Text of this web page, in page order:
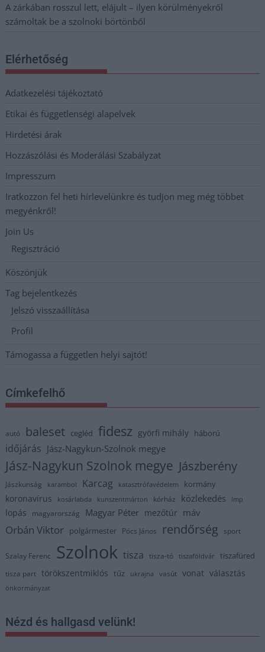
A zárkában rosszul lett, elájult – ilyen körülményekről
számoltak be a szolnoki börtönből
Elérhetőség
Adatkezelési tájékoztató
Etikai és függetlenségi alapelvek
Hirdetési árak
Hozzászólási és Moderálási Szabályzat
Impresszum
Iratkozzon fel heti hírlevelünkre és tudjon meg még többet
megyénkről!
Join Us
Regisztráció
Köszönjük
Tag bejelentkezés
Jelszó visszaállítása
Profil
Támogassa a független helyi sajtót!
Címkefelhő
autó baleset cegléd fidesz györfi mihály háború
időjárás Jász-Nagykun-Szolnok megye
Jász-Nagykun Szolnok megye Jászberény
Jászkunság karambol Karcag katasztrófavédelem kormány
koronavírus kosárlabda kunszentmárton kórház közlekedés lmp
lopás magyarország Magyar Péter mezőtúr máv
Orbán Viktor polgármester Pócs János rendőrség sport
Szalay Ferenc Szolnok tisza tisza-tó tiszaföldvár tiszafüred
tisza part törökszentmiklós tűz ukrajna vasút vonat választás
önkormányzat
Nézd és hallgasd velünk!